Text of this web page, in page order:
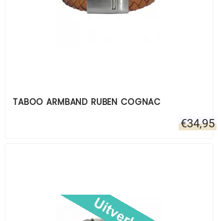
TABOO ARMBAND RUBEN COGNAC
€34,95